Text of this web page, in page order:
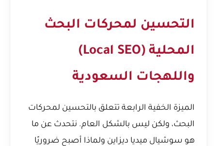
التحسين لمحركات البحث
المحلية (Local SEO)
واللهجات السعودية
الميزة الخفية الرابعة تتعلق بالتحسين لمحركات
البحث، ولكن ليس بالشكل العام. نتحدث عن ما
هو سوشيال ميديا ديزاين ولماذا أصبح ضروريًا